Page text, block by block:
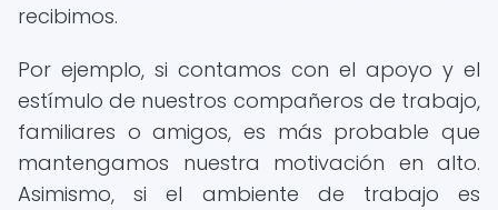
recibimos.
Por ejemplo, si contamos con el apoyo y el
estímulo de nuestros compañeros de trabajo,
familiares o amigos, es más probable que
mantengamos nuestra motivación en alto.
Asimismo, si el ambiente de trabajo es